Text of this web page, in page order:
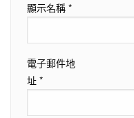
顯示名稱 *
電子郵件地
址 *